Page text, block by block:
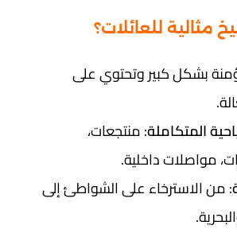
مثالية للعائلات؟
بشكل كبير وتحتوي على
المتكاملة: منتجعات،
مواصلات داخلية.
: من الاسترخاء على الشواطئ إلى